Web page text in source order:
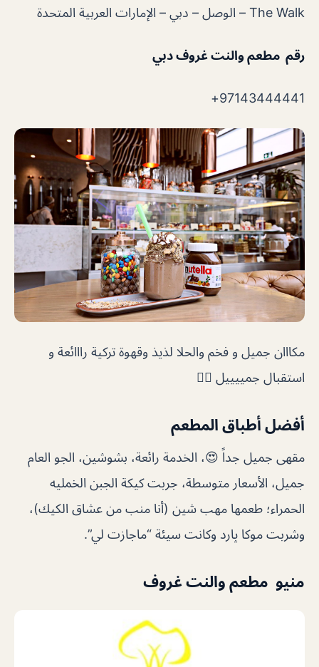
The Walk – الوصل‎ – دبي – الإمارات العربية المتحدة
رقم مطعم والنت غروف دبي
97143444441+
مكااان جميل و فخم والحلا لذيذ وقهوة تركية رااائعة و
استقبال جمييييل 👍🏻
أفضل أطباق المطعم
مقهى جميل جداً 😍، الخدمة رائعة، بشوشين، الجو العام
جميل، الأسعار متوسطة، جربت كيكة الجبن الخمليه
الحمراء؛ طعمها مهب شين (أنا منب من عشاق الكيك)،
وشربت موكا پارد وكانت سيئة “ماجازت لي”.
منيو مطعم والنت غروف